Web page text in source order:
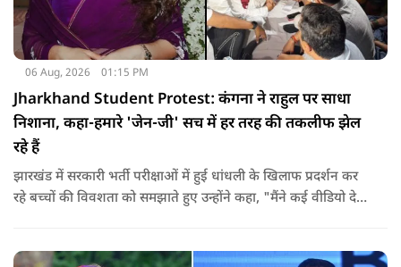
06 Aug, 2026 01:15 PM
Jharkhand Student Protest: कंगना ने राहुल पर साधा
निशाना, कहा-हमारे 'जेन-जी' सच में हर तरह की तकलीफ झेल
रहे हैं
झारखंड में सरकारी भर्ती परीक्षाओं में हुई धांधली के खिलाफ प्रदर्शन कर
रहे बच्चों की विवशता को समझाते हुए उन्होंने कहा, "मैंने कई वीडियो देखे
यहां तक गंभीर हैं कि बच्चों के पास ऑनलाइन फूड नहीं जा पा रहा है. ऐसी